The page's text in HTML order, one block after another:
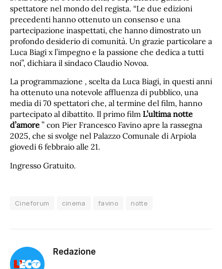
spettatore nel mondo del regista. “Le due edizioni
precedenti hanno ottenuto un consenso e una
partecipazione inaspettati, che hanno dimostrato un
profondo desiderio di comunità. Un grazie particolare a
Luca Biagi x l’impegno e la passione che dedica a tutti
noi”, dichiara il sindaco Claudio Novoa.
La programmazione , scelta da Luca Biagi, in questi anni
ha ottenuto una notevole affluenza di pubblico, una
media di 70 spettatori che, al termine del film, hanno
partecipato al dibattito. Il primo film L’ultima notte
d’amore ” con Pier Francesco Favino apre la rassegna
2025, che si svolge nel Palazzo Comunale di Arpiola
giovedi 6 febbraio alle 21.
Ingresso Gratuito.
Cineforum cinema favino notte
Redazione